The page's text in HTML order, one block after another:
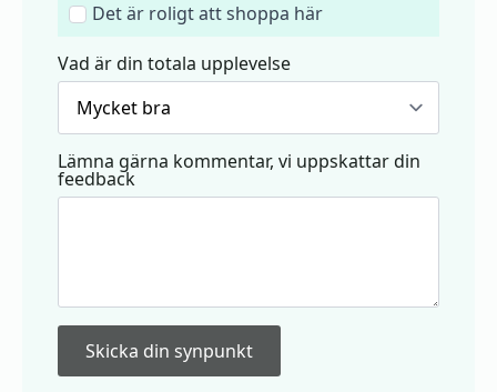
Det är roligt att shoppa här
Vad är din totala upplevelse
Lämna gärna kommentar, vi uppskattar din
feedback
Skicka din synpunkt